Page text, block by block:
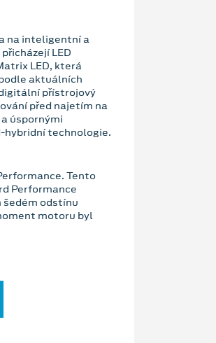
na inteligentní a
LED
LED, která
aktuálních
přístrojový
před najetím na
úspornými
hybridní technologie.
Tento
Performance
šedém odstínu
motoru byl